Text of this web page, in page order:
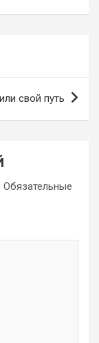
свой путь
Обязательные